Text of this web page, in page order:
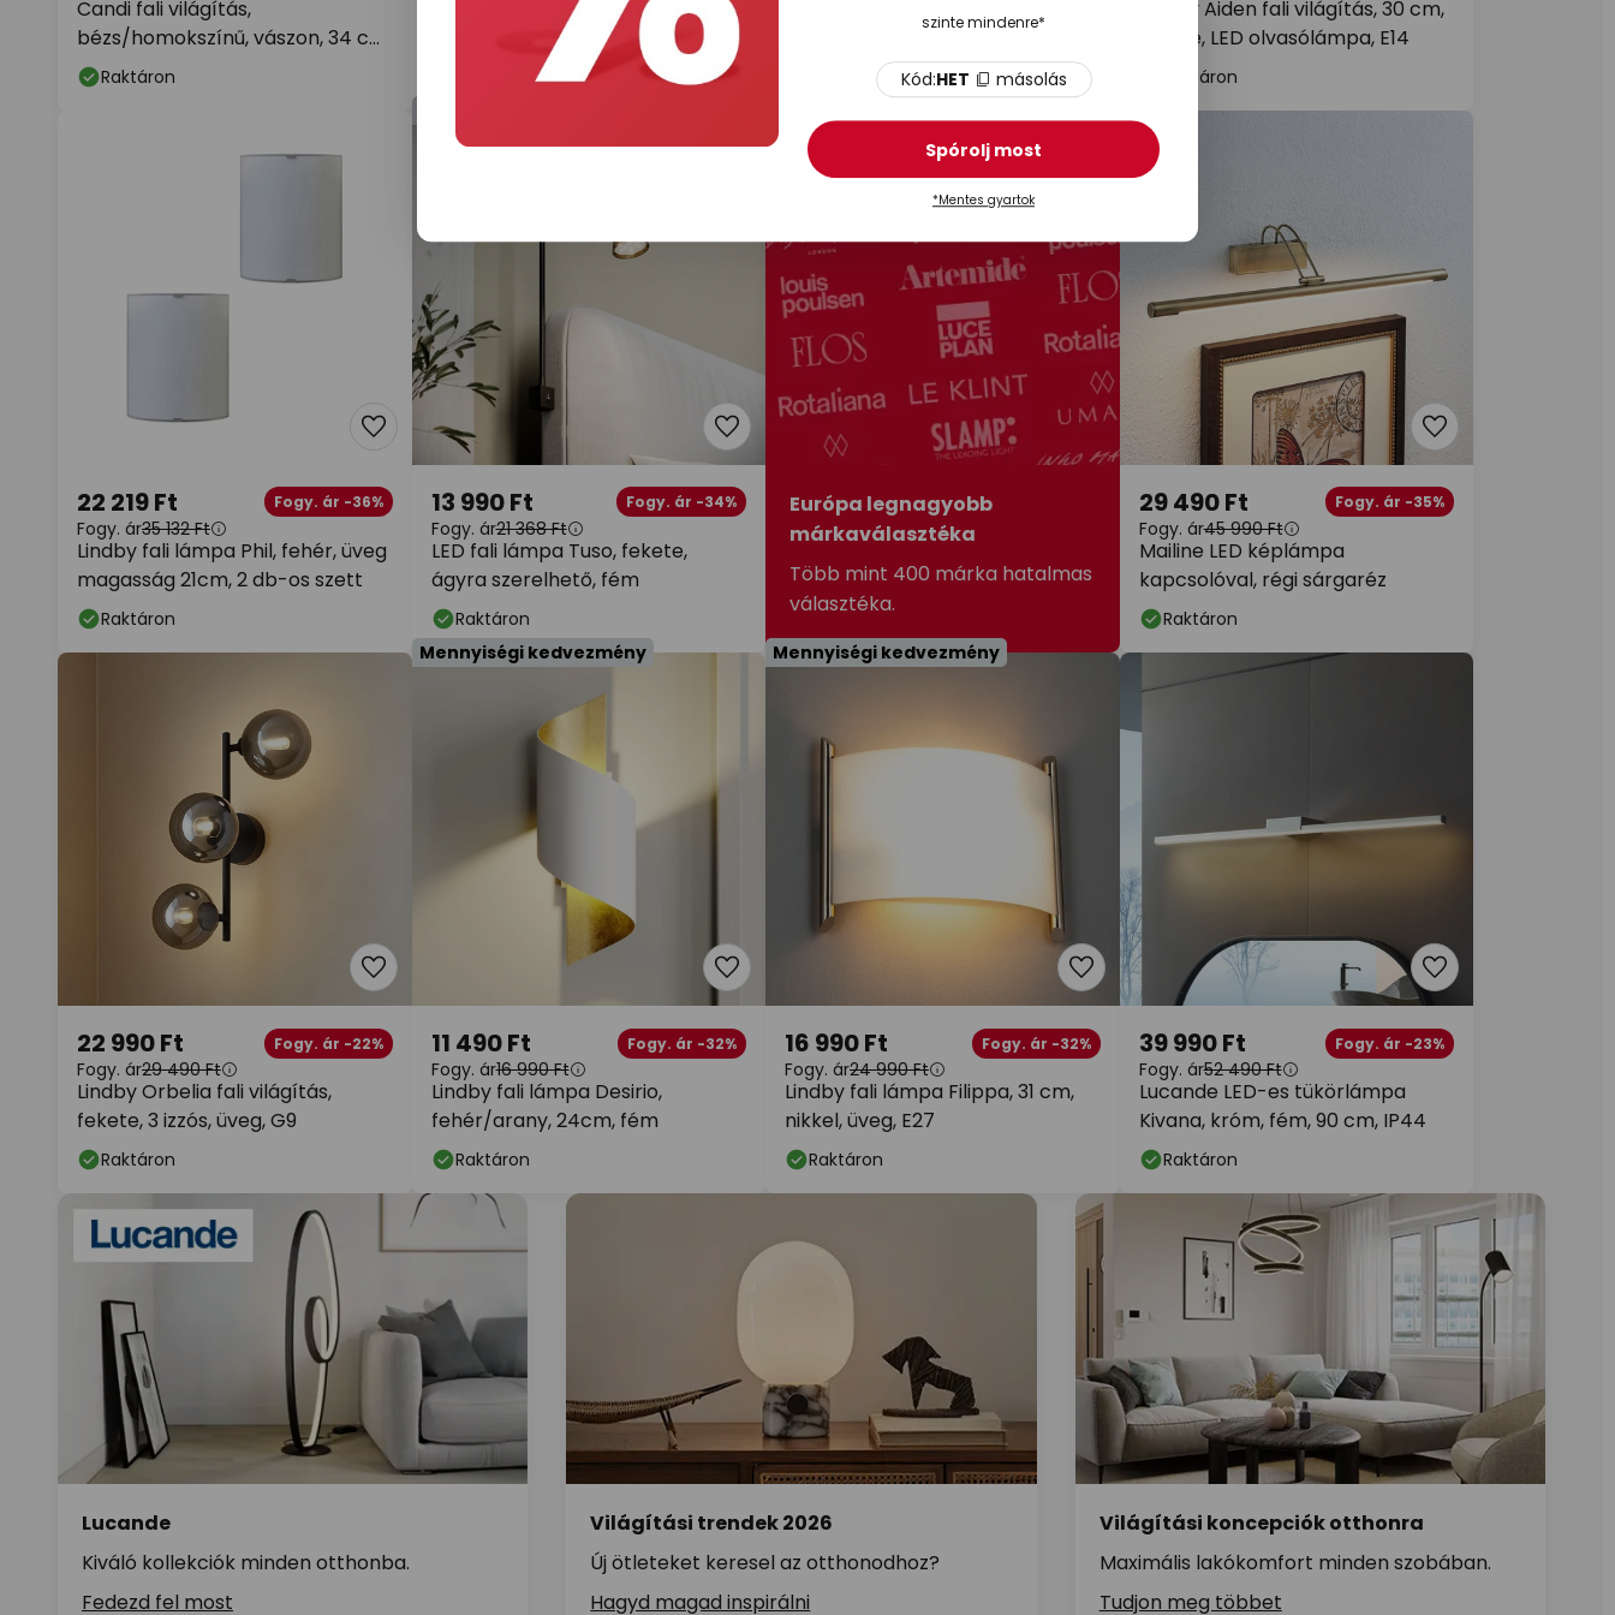
Candi fali világítás,
bézs/homokszínű, vászon, 34 cm
magas, E27
Raktáron
Lindby fali lámpa Desirio,
fekete/arany, 24cm, fém
Raktáron
Lindby Aiden fali világítás, 30 cm,
fekete, LED olvasólámpa, E14
Raktáron
Lindby fali lámpa Phil, fehér, üveg
magasság 21cm, 2 db-os szett
22 219 Ft Fogy. ár -36%
Fogy. ár35 132 Ft
Raktáron
LED fali lámpa Tuso, fekete,
ágyra szerelhető, fém
13 990 Ft Fogy. ár -34%
Fogy. ár21 368 Ft
Raktáron
Európa legnagyobb
márkaválasztéka
Több mint 400 márka hatalmas
választéka.
Mailine LED képlámpa
kapcsolóval, régi sárgaréz
29 490 Ft Fogy. ár -35%
Fogy. ár45 990 Ft
Raktáron
Lindby Orbelia fali világítás,
fekete, 3 izzós, üveg, G9
22 990 Ft Fogy. ár -22%
Fogy. ár29 490 Ft
Raktáron
Mennyiségi kedvezmény
Lindby fali lámpa Desirio,
fehér/arany, 24cm, fém
11 490 Ft Fogy. ár -32%
Fogy. ár16 990 Ft
Raktáron
Mennyiségi kedvezmény
Lindby fali lámpa Filippa, 31 cm,
nikkel, üveg, E27
16 990 Ft Fogy. ár -32%
Fogy. ár24 990 Ft
Raktáron
Lucande LED-es tükörlámpa
Kivana, króm, fém, 90 cm, IP44
39 990 Ft Fogy. ár -23%
Fogy. ár52 490 Ft
Raktáron
Lucande
Kiváló kollekciók minden otthonba.
Fedezd fel most
Világítási trendek 2026
Új ötleteket keresel az otthonodhoz?
Hagyd magad inspirálni
Világítási koncepciók otthonra
Maximális lakókomfort minden szobában.
Tudjon meg többet
szinte mindenre*
Kód:HET másolás
Spórolj most
*Mentes gyartok